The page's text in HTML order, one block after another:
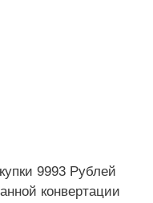
9993 Рублей
конвертации